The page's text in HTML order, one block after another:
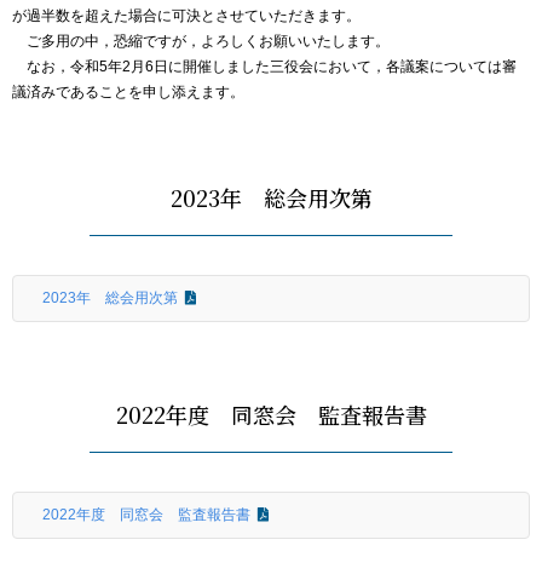
が過半数を超えた場合に可決とさせていただきます。
ご多用の中，恐縮ですが，よろしくお願いいたします。
なお，令和5年2月6日に開催しました三役会において，各議案については審
議済みであることを申し添えます。
2023年 総会用次第
2023年 総会用次第
2022年度 同窓会 監査報告書
2022年度 同窓会 監査報告書